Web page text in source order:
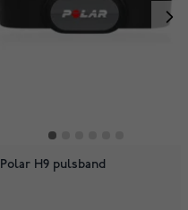
Polar H9 pulsband